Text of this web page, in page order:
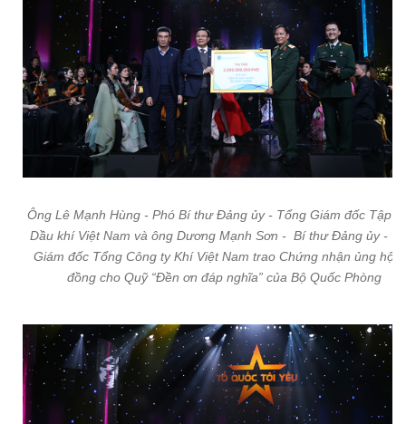
Ông Lê Mạnh Hùng - Phó Bí thư Đảng ủy - Tổng Giám đốc Tập
Dầu khí Việt Nam và ông Dương Mạnh Sơn - Bí thư Đảng ủy -
Giám đốc Tổng Công ty Khí Việt Nam trao Chứng nhận ủng hộ
đồng cho Quỹ “Đền ơn đáp nghĩa” của Bộ Quốc Phòng